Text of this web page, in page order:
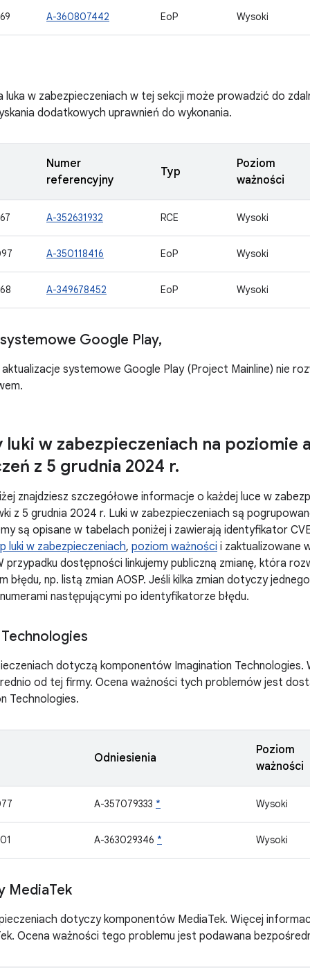
A-360807442 EoP Wysoki
luka w zabezpieczeniach w tej sekcji może prowadzić do
dodatkowych uprawnień do wykonania.
Numer
referencyjny
Typ
Poziom
ważności
A-352631932 RCE Wysoki
A-350118416 EoP Wysoki
A-349678452 EoP Wysoki
Google Play,
systemowe Google Play (Project Mainline) nie
luki w zabezpieczeniach na poziomie
z 5 grudnia 2024 r.
znajdziesz szczegółowe informacje o każdej luce w
z 5 grudnia 2024 r. Luki w zabezpieczeniach są
są opisane w tabelach poniżej i zawierają identyfikator
luki w zabezpieczeniach, poziom ważności i zaktualizowane
przypadku dostępności linkujemy publiczną zmianę, która
błędu, np. listą zmian AOSP. Jeśli kilka zmian dotyczy
następującymi po identyfikatorze błędu.
dotyczą komponentów Imagination Technologies.
od tej firmy. Ocena ważności tych problemów jest
Technologies.
Odniesienia
Poziom
ważności
A-357079333 * Wysoki
A-363029346 * Wysoki
MediaTek
dotyczy komponentów MediaTek. Więcej
Ocena ważności tego problemu jest podawana